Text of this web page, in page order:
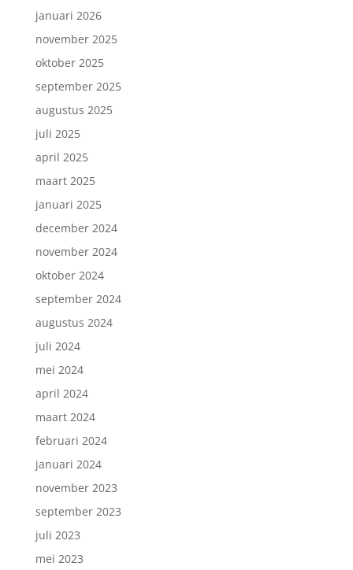
januari 2026
november 2025
oktober 2025
september 2025
augustus 2025
juli 2025
april 2025
maart 2025
januari 2025
december 2024
november 2024
oktober 2024
september 2024
augustus 2024
juli 2024
mei 2024
april 2024
maart 2024
februari 2024
januari 2024
november 2023
september 2023
juli 2023
mei 2023